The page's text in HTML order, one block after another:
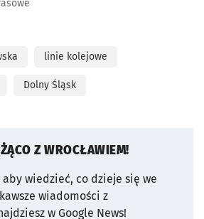
linie kolejowe
Dolny Śląsk
Z WROCŁAWIEM!
aby wiedzieć, co dzieje się we
wiadomości z
w Google News!